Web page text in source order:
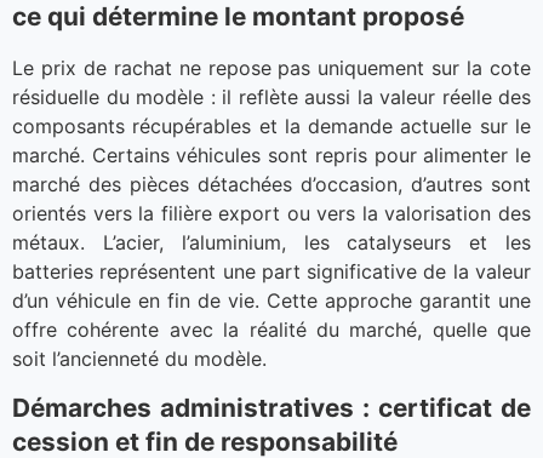
ce qui détermine le montant proposé
Le prix de rachat ne repose pas uniquement sur la cote
résiduelle du modèle : il reflète aussi la valeur réelle des
composants récupérables et la demande actuelle sur le
marché. Certains véhicules sont repris pour alimenter le
marché des pièces détachées d’occasion, d’autres sont
orientés vers la filière export ou vers la valorisation des
métaux. L’acier, l’aluminium, les catalyseurs et les
batteries représentent une part significative de la valeur
d’un véhicule en fin de vie. Cette approche garantit une
offre cohérente avec la réalité du marché, quelle que
soit l’ancienneté du modèle.
Démarches administratives : certificat de
cession et fin de responsabilité